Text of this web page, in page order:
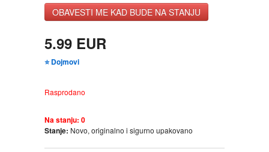
EROTSKI
ESEJISTIKA
INTERNET I RAČUNARI
OBAVESTI ME KAD BUDE NA STANJU
5.99 EUR
⭐ Dojmovi
Rasprodano
Na stanju: 0
Stanje: Novo, originalno i sigurno upakovano